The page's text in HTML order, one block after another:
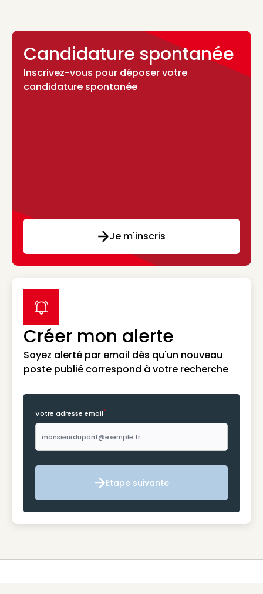
Candidature spontanée
Inscrivez-vous pour déposer votre
candidature spontanée
Je m'inscris
Créer mon alerte
Soyez alerté par email dès qu'un nouveau
poste publié correspond à votre recherche
label icon
Votre adresse email*
Etape suivante
Etape suivante